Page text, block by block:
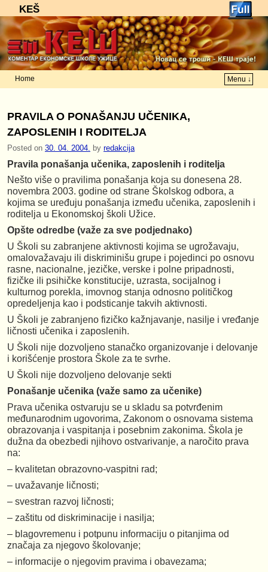
KEŠ
Home
Menu ↓
PRAVILA O PONAŠANJU UČENIKA,
ZAPOSLENIH I RODITELJA
Posted on 30. 04. 2004. by redakcija
Pravila ponašanja učenika, zaposlenih i roditelja
Nešto više o pravilima ponašanja koja su donesena 28.
novembra 2003. godine od strane Školskog odbora, a
kojima se uređuju ponašanja između učenika, zaposlenih i
roditelja u Ekonomskoj školi Užice.
Opšte odredbe (važe za sve podjednako)
U Školi su zabranjene aktivnosti kojima se ugrožavaju,
omalovažavaju ili diskriminišu grupe i pojedinci po osnovu
rasne, nacionalne, jezičke, verske i polne pripadnosti,
fizičke ili psihičke konstitucije, uzrasta, socijalnog i
kulturnog porekla, imovnog stanja odnosno političkog
opredeljenja kao i podsticanje takvih aktivnosti.
U Školi je zabranjeno fizičko kažnjavanje, nasilje i vređanje
ličnosti učenika i zaposlenih.
U Školi nije dozvoljeno stanačko organizovanje i delovanje
i korišćenje prostora Škole za te svrhe.
U Školi nije dozvoljeno delovanje sekti
Ponašanje učenika (važe samo za učenike)
Prava učenika ostvaruju se u skladu sa potvrđenim
međunarodnim ugovorima, Zakonom o osnovama sistema
obrazovanja i vaspitanja i posebnim zakonima. Škola je
dužna da obezbedi njihovo ostvarivanje, a naročito prava
na:
– kvalitetan obrazovno-vaspitni rad;
– uvažavanje ličnosti;
– svestran razvoj ličnosti;
– zaštitu od diskriminacije i nasilja;
– blagovremenu i potpunu informaciju o pitanjima od
značaja za njegovo školovanje;
– informacije o njegovim pravima i obavezama;